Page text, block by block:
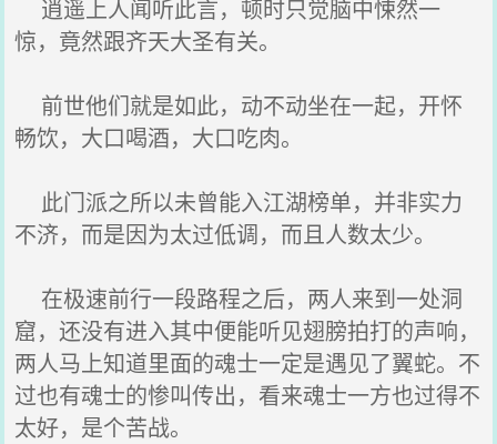
逍遥上人闻听此言，顿时只觉脑中悚然一
惊，竟然跟齐天大圣有关。
前世他们就是如此，动不动坐在一起，开怀
畅饮，大口喝酒，大口吃肉。
此门派之所以未曾能入江湖榜单，并非实力
不济，而是因为太过低调，而且人数太少。
在极速前行一段路程之后，两人来到一处洞
窟，还没有进入其中便能听见翅膀拍打的声响，
两人马上知道里面的魂士一定是遇见了翼蛇。不
过也有魂士的惨叫传出，看来魂士一方也过得不
太好，是个苦战。